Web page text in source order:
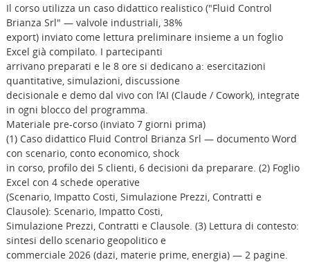
Il corso utilizza un caso didattico realistico ("Fluid Control
Brianza Srl" — valvole industriali, 38%
export) inviato come lettura preliminare insieme a un foglio
Excel già compilato. I partecipanti
arrivano preparati e le 8 ore si dedicano a: esercitazioni
quantitative, simulazioni, discussione
decisionale e demo dal vivo con l’AI (Claude / Cowork), integrate
in ogni blocco del programma.
Materiale pre-corso (inviato 7 giorni prima)
(1) Caso didattico Fluid Control Brianza Srl — documento Word
con scenario, conto economico, shock
in corso, profilo dei 5 clienti, 6 decisioni da preparare. (2) Foglio
Excel con 4 schede operative
(Scenario, Impatto Costi, Simulazione Prezzi, Contratti e
Clausole): Scenario, Impatto Costi,
Simulazione Prezzi, Contratti e Clausole. (3) Lettura di contesto:
sintesi dello scenario geopolitico e
commerciale 2026 (dazi, materie prime, energia) — 2 pagine.